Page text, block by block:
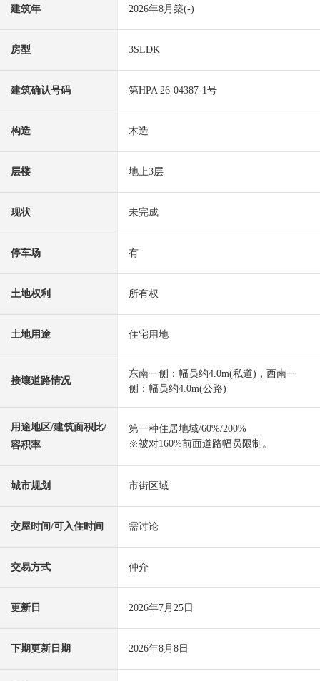
建筑年 2026年8月築(-)
房型 3SLDK
建筑确认号码 第HPA 26-04387-1号
构造 木造
层楼 地上3层
现状 未完成
停车场 有
土地权利 所有权
土地用途 住宅用地
接壤道路情况
东南一侧：幅员约4.0m(私道)，西南一
侧：幅员约4.0m(公路)
用途地区/建筑面积比/
容积率
第一种住居地域/60%/200%
※被对160%前面道路幅员限制。
城市规划 市街区域
交屋时间/可入住时间 需讨论
交易方式 仲介
更新日 2026年7月25日
下期更新日期 2026年8月8日